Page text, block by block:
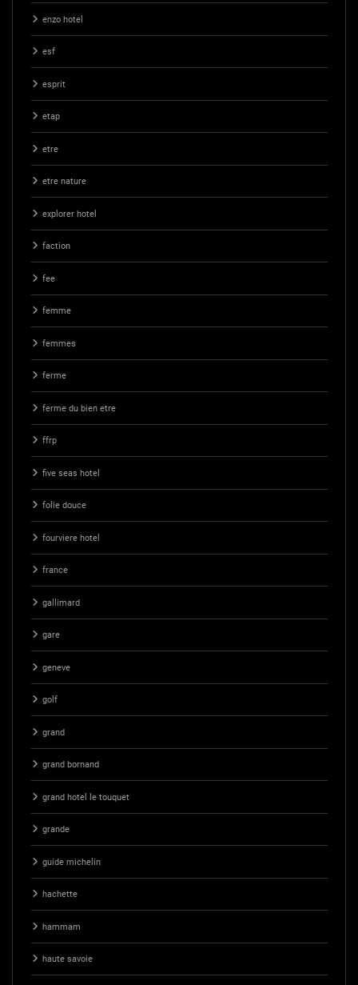
enzo hotel
esf
esprit
etap
etre
etre nature
explorer hotel
faction
fee
femme
femmes
ferme
ferme du bien etre
ffrp
five seas hotel
folie douce
fourviere hotel
france
gallimard
gare
geneve
golf
grand
grand bornand
grand hotel le touquet
grande
guide michelin
hachette
hammam
haute savoie